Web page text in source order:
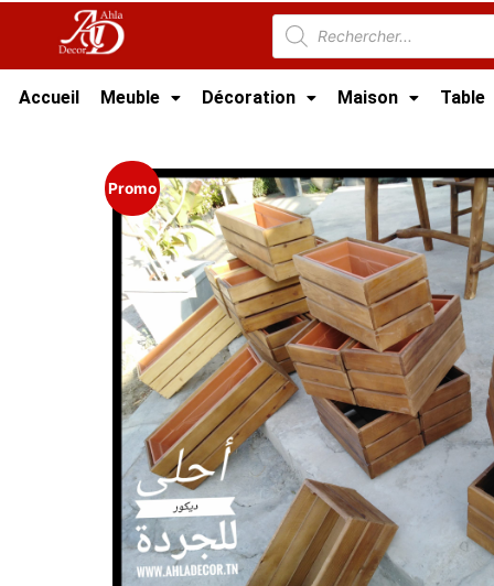
Accueil Meuble Décoration Maison Table
Promo